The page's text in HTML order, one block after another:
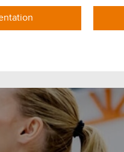
DOMAINES
Formations
Formations